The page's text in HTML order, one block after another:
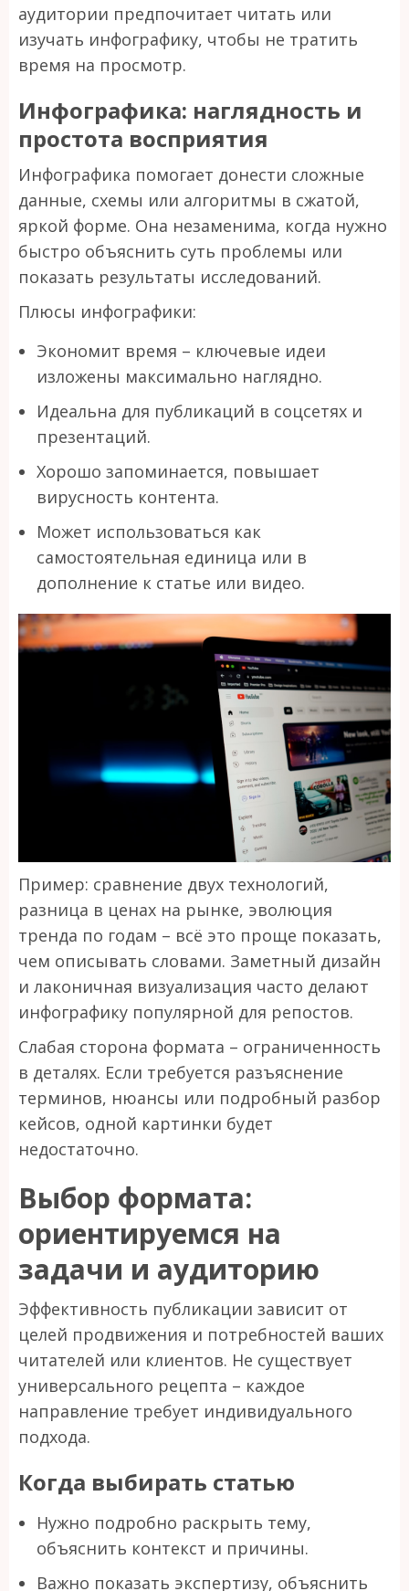
аудитории предпочитает читать или
изучать инфографику, чтобы не тратить
время на просмотр.
Инфографика: наглядность и
простота восприятия
Инфографика помогает донести сложные
данные, схемы или алгоритмы в сжатой,
яркой форме. Она незаменима, когда нужно
быстро объяснить суть проблемы или
показать результаты исследований.
Плюсы инфографики:
Экономит время – ключевые идеи
изложены максимально наглядно.
Идеальна для публикаций в соцсетях и
презентаций.
Хорошо запоминается, повышает
вирусность контента.
Может использоваться как
самостоятельная единица или в
дополнение к статье или видео.
Пример: сравнение двух технологий,
разница в ценах на рынке, эволюция
тренда по годам – всё это проще показать,
чем описывать словами. Заметный дизайн
и лаконичная визуализация часто делают
инфографику популярной для репостов.
Слабая сторона формата – ограниченность
в деталях. Если требуется разъяснение
терминов, нюансы или подробный разбор
кейсов, одной картинки будет
недостаточно.
Выбор формата:
ориентируемся на
задачи и аудиторию
Эффективность публикации зависит от
целей продвижения и потребностей ваших
читателей или клиентов. Не существует
универсального рецепта – каждое
направление требует индивидуального
подхода.
Когда выбирать статью
Нужно подробно раскрыть тему,
объяснить контекст и причины.
Важно показать экспертизу, объяснить